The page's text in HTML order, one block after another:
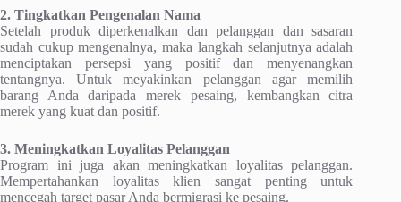
2. Tingkatkan Pengenalan Nama
Setelah produk diperkenalkan dan pelanggan dan sasaran
sudah cukup mengenalnya, maka langkah selanjutnya adalah
menciptakan persepsi yang positif dan menyenangkan
tentangnya. Untuk meyakinkan pelanggan agar memilih
barang Anda daripada merek pesaing, kembangkan citra
merek yang kuat dan positif.
3. Meningkatkan Loyalitas Pelanggan
Program ini juga akan meningkatkan loyalitas pelanggan.
Mempertahankan loyalitas klien sangat penting untuk
mencegah target pasar Anda bermigrasi ke pesaing.